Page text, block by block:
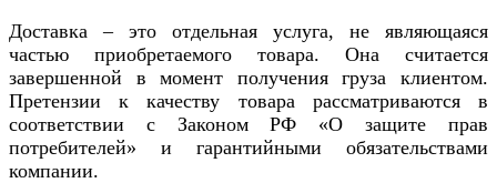
Доставка – это отдельная услуга, не являющаяся
частью приобретаемого товара. Она считается
завершенной в момент получения груза клиентом.
Претензии к качеству товара рассматриваются в
соответствии с Законом РФ «О защите прав
потребителей» и гарантийными обязательствами
компании.